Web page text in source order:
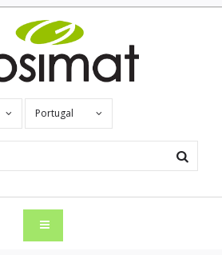
Portugal